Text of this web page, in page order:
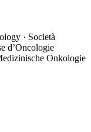
· Società
d’Oncologie
Onkologie